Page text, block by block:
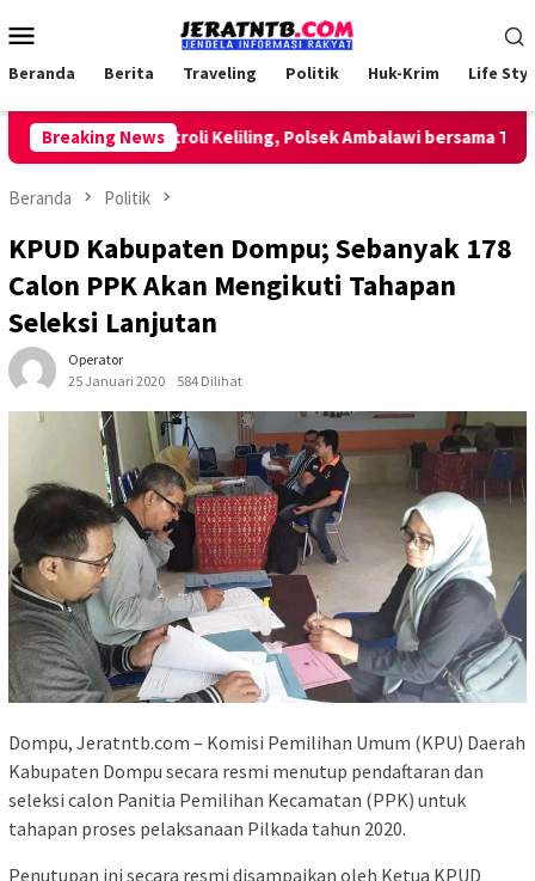
ke
Mobile
Beranda Berita Traveling Politik Huk-Krim Life
Breaking News
Lakukan Patroli Keliling, Polsek Ambalawi bersama TNI dan
Beranda Politik
KPUD Kabupaten Dompu; Sebanyak 178
Calon PPK Akan Mengikuti Tahapan
Seleksi Lanjutan
Operator
25 Januari 2020
584 Dilihat
Dompu, Jeratntb.com – Komisi Pemilihan Umum (KPU) Daerah
Kabupaten Dompu secara resmi menutup pendaftaran dan
seleksi calon Panitia Pemilihan Kecamatan (PPK) untuk
tahapan proses pelaksanaan Pilkada tahun 2020.
Penutupan ini secara resmi disampaikan oleh Ketua KPUD